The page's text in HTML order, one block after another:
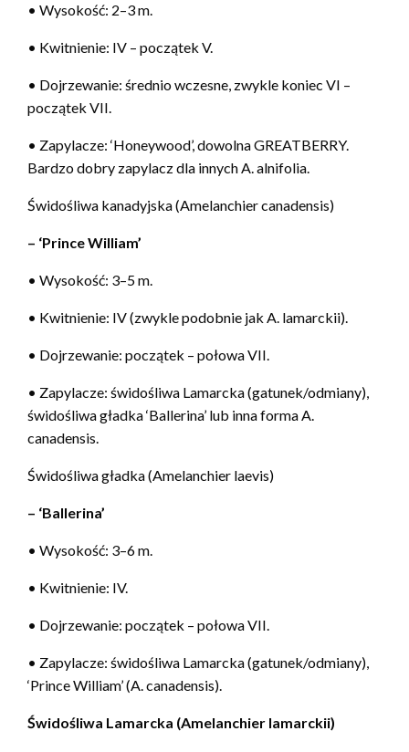
• Wysokość: 2–3 m.
• Kwitnienie: IV – początek V.
• Dojrzewanie: średnio wczesne, zwykle koniec VI –
początek VII.
• Zapylacze: ‘Honeywood’, dowolna GREATBERRY.
Bardzo dobry zapylacz dla innych A. alnifolia.
Świdośliwa kanadyjska (Amelanchier canadensis)
– ‘Prince William’
• Wysokość: 3–5 m.
• Kwitnienie: IV (zwykle podobnie jak A. lamarckii).
• Dojrzewanie: początek – połowa VII.
• Zapylacze: świdośliwa Lamarcka (gatunek/odmiany),
świdośliwa gładka ‘Ballerina’ lub inna forma A.
canadensis.
Świdośliwa gładka (Amelanchier laevis)
– ‘Ballerina’
• Wysokość: 3–6 m.
• Kwitnienie: IV.
• Dojrzewanie: początek – połowa VII.
• Zapylacze: świdośliwa Lamarcka (gatunek/odmiany),
‘Prince William’ (A. canadensis).
Świdośliwa Lamarcka (Amelanchier lamarckii)